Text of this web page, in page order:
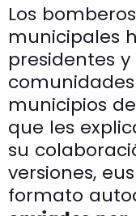
Los
municipales
presidentes
comunidades
municipios
que les
su
versiones,
formato